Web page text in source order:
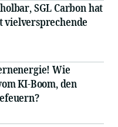
SGL Carbon hat
vielversprechende
Wie
KI-Boom, den